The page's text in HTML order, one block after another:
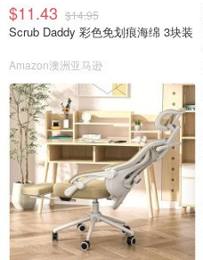
$11.43 $14.95
Scrub Daddy 彩色免划痕海绵 3块装
Amazon澳洲亚马逊